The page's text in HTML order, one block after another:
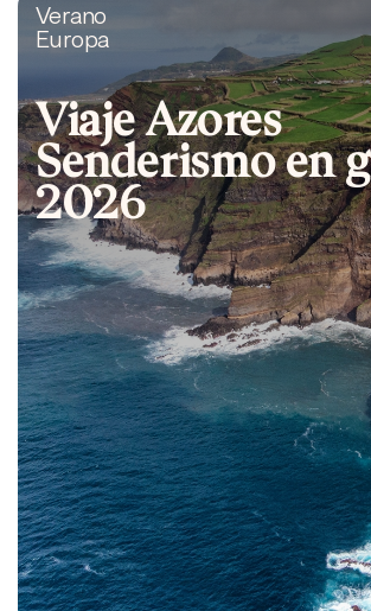
Verano
Europa
Viaje Azores
Senderismo en
2026